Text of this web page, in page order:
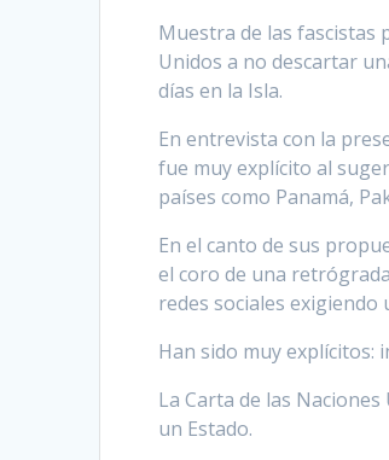
Muestra de las fascistas
Unidos a no descartar
días en la Isla.
En entrevista con la
fue muy explícito al
países como Panamá,
En el canto de sus
el coro de una
redes sociales
Han sido muy explícitos:
La Carta de las
un Estado.